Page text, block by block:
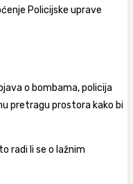
Policijske uprave
o bombama, policija
pretragu prostora kako bi
radi li se o lažnim